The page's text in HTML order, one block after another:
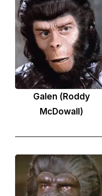
Galen (Roddy
McDowall)